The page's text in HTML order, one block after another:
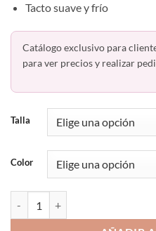
Tacto suave y frío
Catálogo exclusivo para
para ver precios y realizar
Talla
Color